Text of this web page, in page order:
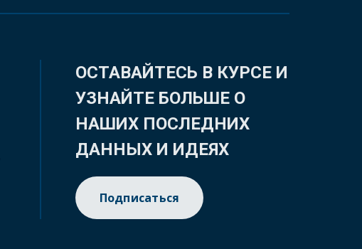
ОСТАВАЙТЕСЬ В КУРСЕ И
УЗНАЙТЕ БОЛЬШЕ О
НАШИХ ПОСЛЕДНИХ
ДАННЫХ И ИДЕЯХ
Подписаться